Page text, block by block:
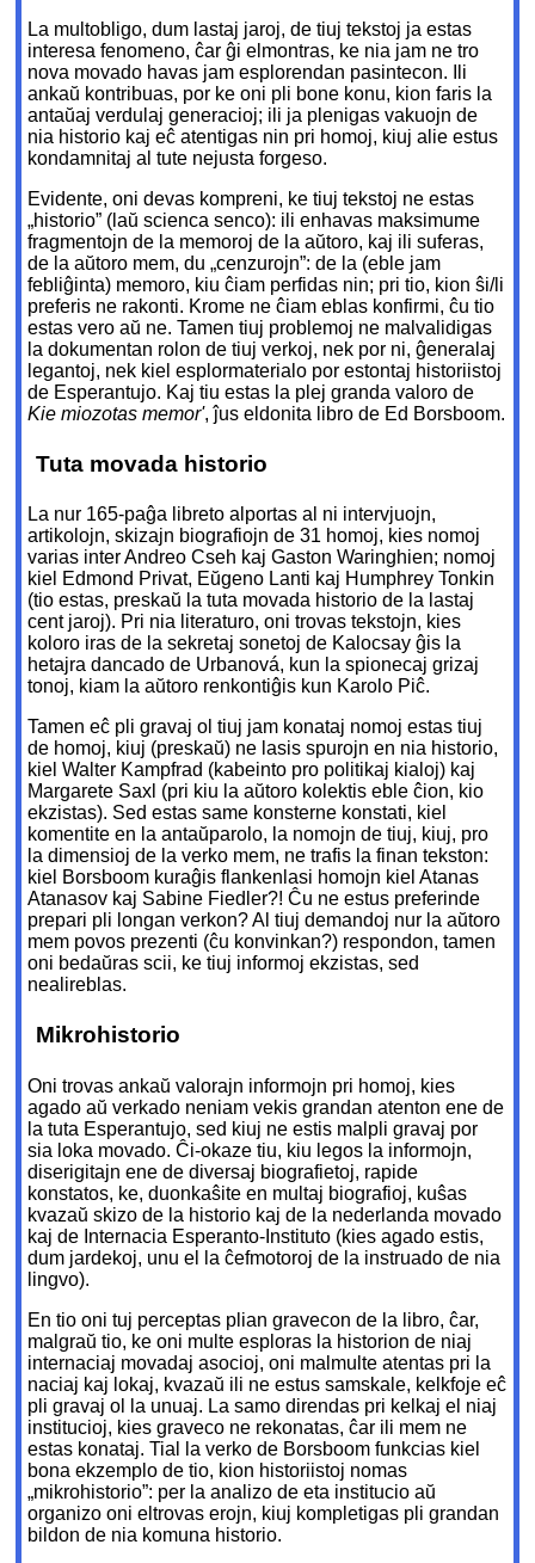
La multobligo, dum lastaj jaroj, de tiuj tekstoj ja estas
interesa fenomeno, ĉar ĝi elmontras, ke nia jam ne tro
nova movado havas jam esplorendan pasintecon. Ili
ankaŭ kontribuas, por ke oni pli bone konu, kion faris la
antaŭaj verdulaj generacioj; ili ja plenigas vakuojn de
nia historio kaj eĉ atentigas nin pri homoj, kiuj alie estus
kondamnitaj al tute nejusta forgeso.
Evidente, oni devas kompreni, ke tiuj tekstoj ne estas
„historio” (laŭ scienca senco): ili enhavas maksimume
fragmentojn de la memoroj de la aŭtoro, kaj ili suferas,
de la aŭtoro mem, du „cenzurojn”: de la (eble jam
febliĝinta) memoro, kiu ĉiam perfidas nin; pri tio, kion ŝi/li
preferis ne rakonti. Krome ne ĉiam eblas konfirmi, ĉu tio
estas vero aŭ ne. Tamen tiuj problemoj ne malvalidigas
la dokumentan rolon de tiuj verkoj, nek por ni, ĝeneralaj
legantoj, nek kiel esplormaterialo por estontaj historiistoj
de Esperantujo. Kaj tiu estas la plej granda valoro de
Kie miozotas memor', ĵus eldonita libro de Ed Borsboom.
Tuta movada historio
La nur 165-paĝa libreto alportas al ni intervjuojn,
artikolojn, skizajn biografiojn de 31 homoj, kies nomoj
varias inter Andreo Cseh kaj Gaston Waringhien; nomoj
kiel Edmond Privat, Eŭgeno Lanti kaj Humphrey Tonkin
(tio estas, preskaŭ la tuta movada historio de la lastaj
cent jaroj). Pri nia literaturo, oni trovas tekstojn, kies
koloro iras de la sekretaj sonetoj de Kalocsay ĝis la
hetajra dancado de Urbanová, kun la spionecaj grizaj
tonoj, kiam la aŭtoro renkontiĝis kun Karolo Piĉ.
Tamen eĉ pli gravaj ol tiuj jam konataj nomoj estas tiuj
de homoj, kiuj (preskaŭ) ne lasis spurojn en nia historio,
kiel Walter Kampfrad (kabeinto pro politikaj kialoj) kaj
Margarete Saxl (pri kiu la aŭtoro kolektis eble ĉion, kio
ekzistas). Sed estas same konsterne konstati, kiel
komentite en la antaŭparolo, la nomojn de tiuj, kiuj, pro
la dimensioj de la verko mem, ne trafis la finan tekston:
kiel Borsboom kuraĝis flankenlasi homojn kiel Atanas
Atanasov kaj Sabine Fiedler?! Ĉu ne estus preferinde
prepari pli longan verkon? Al tiuj demandoj nur la aŭtoro
mem povos prezenti (ĉu konvinkan?) respondon, tamen
oni bedaŭras scii, ke tiuj informoj ekzistas, sed
nealireblas.
Mikrohistorio
Oni trovas ankaŭ valorajn informojn pri homoj, kies
agado aŭ verkado neniam vekis grandan atenton ene de
la tuta Esperantujo, sed kiuj ne estis malpli gravaj por
sia loka movado. Ĉi-okaze tiu, kiu legos la informojn,
diserigitajn ene de diversaj biografietoj, rapide
konstatos, ke, duonkaŝite en multaj biografioj, kuŝas
kvazaŭ skizo de la historio kaj de la nederlanda movado
kaj de Internacia Esperanto-Instituto (kies agado estis,
dum jardekoj, unu el la ĉefmotoroj de la instruado de nia
lingvo).
En tio oni tuj perceptas plian gravecon de la libro, ĉar,
malgraŭ tio, ke oni multe esploras la historion de niaj
internaciaj movadaj asocioj, oni malmulte atentas pri la
naciaj kaj lokaj, kvazaŭ ili ne estus samskale, kelkfoje eĉ
pli gravaj ol la unuaj. La samo direndas pri kelkaj el niaj
institucioj, kies graveco ne rekonatas, ĉar ili mem ne
estas konataj. Tial la verko de Borsboom funkcias kiel
bona ekzemplo de tio, kion historiistoj nomas
„mikrohistorio”: per la analizo de eta institucio aŭ
organizo oni eltrovas erojn, kiuj kompletigas pli grandan
bildon de nia komuna historio.